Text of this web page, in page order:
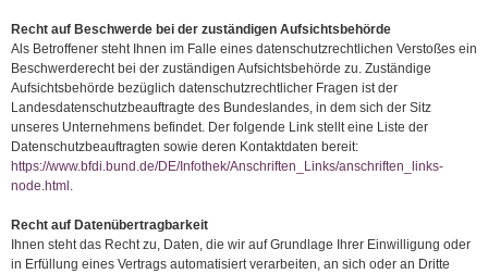
Recht auf Beschwerde bei der zuständigen Aufsichtsbehörde
Als Betroffener steht Ihnen im Falle eines datenschutzrechtlichen Verstoßes ein
Beschwerderecht bei der zuständigen Aufsichtsbehörde zu. Zuständige
Aufsichtsbehörde bezüglich datenschutzrechtlicher Fragen ist der
Landesdatenschutzbeauftragte des Bundeslandes, in dem sich der Sitz
unseres Unternehmens befindet. Der folgende Link stellt eine Liste der
Datenschutzbeauftragten sowie deren Kontaktdaten bereit:
https://www.bfdi.bund.de/DE/Infothek/Anschriften_Links/anschriften_links-
node.html .
Recht auf Datenübertragbarkeit
Ihnen steht das Recht zu, Daten, die wir auf Grundlage Ihrer Einwilligung oder
in Erfüllung eines Vertrags automatisiert verarbeiten, an sich oder an Dritte